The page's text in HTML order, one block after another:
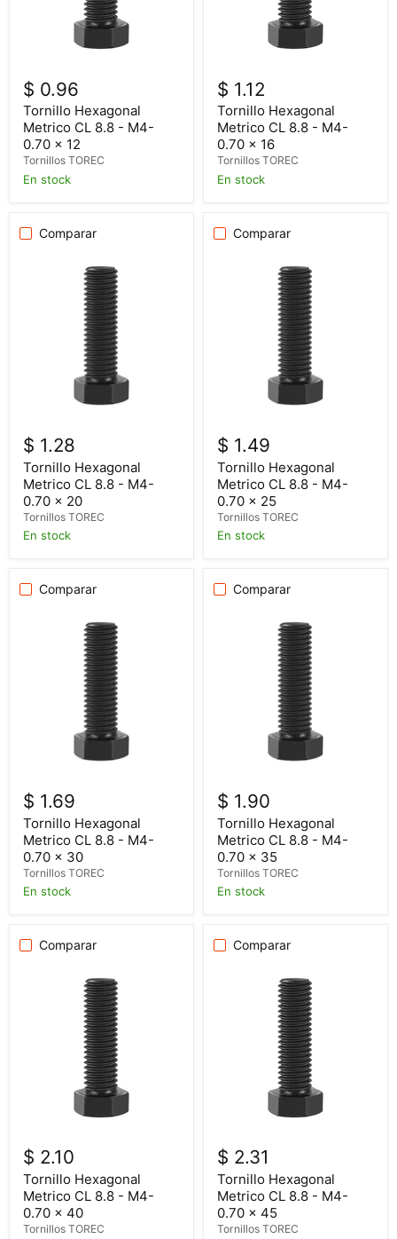
$ 0.96
Tornillo Hexagonal
Metrico CL 8.8 - M4-
0.70 x 12
Tornillos TOREC
En stock
$ 1.12
Tornillo Hexagonal
Metrico CL 8.8 - M4-
0.70 x 16
Tornillos TOREC
En stock
Comparar
$ 1.28
Tornillo Hexagonal
Metrico CL 8.8 - M4-
0.70 x 20
Tornillos TOREC
En stock
Comparar
$ 1.49
Tornillo Hexagonal
Metrico CL 8.8 - M4-
0.70 x 25
Tornillos TOREC
En stock
Comparar
$ 1.69
Tornillo Hexagonal
Metrico CL 8.8 - M4-
0.70 x 30
Tornillos TOREC
En stock
Comparar
$ 1.90
Tornillo Hexagonal
Metrico CL 8.8 - M4-
0.70 x 35
Tornillos TOREC
En stock
Comparar
$ 2.10
Tornillo Hexagonal
Metrico CL 8.8 - M4-
0.70 x 40
Tornillos TOREC
Comparar
$ 2.31
Tornillo Hexagonal
Metrico CL 8.8 - M4-
0.70 x 45
Tornillos TOREC